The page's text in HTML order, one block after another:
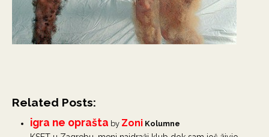
Related Posts:
igra ne oprašta by Zoni Kolumne